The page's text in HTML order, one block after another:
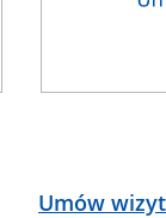
Umów